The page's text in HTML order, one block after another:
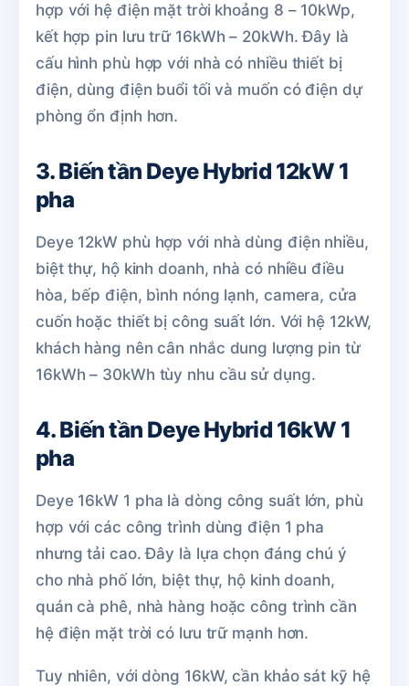
hợp với hệ điện mặt trời khoảng 8 – 10kWp,
kết hợp pin lưu trữ 16kWh – 20kWh. Đây là
cấu hình phù hợp với nhà có nhiều thiết bị
điện, dùng điện buổi tối và muốn có điện dự
phòng ổn định hơn.
3. Biến tần Deye Hybrid 12kW 1
pha
Deye 12kW phù hợp với nhà dùng điện nhiều,
biệt thự, hộ kinh doanh, nhà có nhiều điều
hòa, bếp điện, bình nóng lạnh, camera, cửa
cuốn hoặc thiết bị công suất lớn. Với hệ 12kW,
khách hàng nên cân nhắc dung lượng pin từ
16kWh – 30kWh tùy nhu cầu sử dụng.
4. Biến tần Deye Hybrid 16kW 1
pha
Deye 16kW 1 pha là dòng công suất lớn, phù
hợp với các công trình dùng điện 1 pha
nhưng tải cao. Đây là lựa chọn đáng chú ý
cho nhà phố lớn, biệt thự, hộ kinh doanh,
quán cà phê, nhà hàng hoặc công trình cần
hệ điện mặt trời có lưu trữ mạnh hơn.
Tuy nhiên, với dòng 16kW, cần khảo sát kỹ hệ